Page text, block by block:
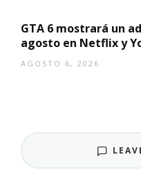
GTA 6 mostrará un
agosto en Netflix y
AGOSTO 6, 2026